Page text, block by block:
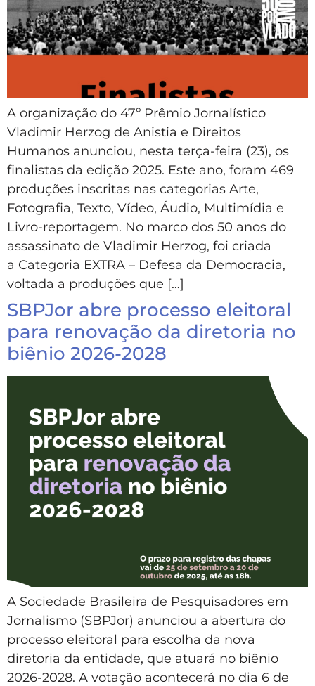
A organização do 47º Prêmio Jornalístico
Vladimir Herzog de Anistia e Direitos
Humanos anunciou, nesta terça-feira (23), os
finalistas da edição 2025. Este ano, foram 469
produções inscritas nas categorias Arte,
Fotografia, Texto, Vídeo, Áudio, Multimídia e
Livro-reportagem. No marco dos 50 anos do
assassinato de Vladimir Herzog, foi criada
a Categoria EXTRA – Defesa da Democracia,
voltada a produções que […]
SBPJor abre processo eleitoral
para renovação da diretoria no
biênio 2026-2028
A Sociedade Brasileira de Pesquisadores em
Jornalismo (SBPJor) anunciou a abertura do
processo eleitoral para escolha da nova
diretoria da entidade, que atuará no biênio
2026-2028. A votação acontecerá no dia 6 de